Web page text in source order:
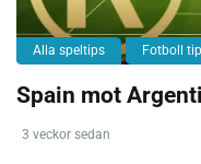
Alla speltips Fotboll
Spain mot
3 veckor sedan